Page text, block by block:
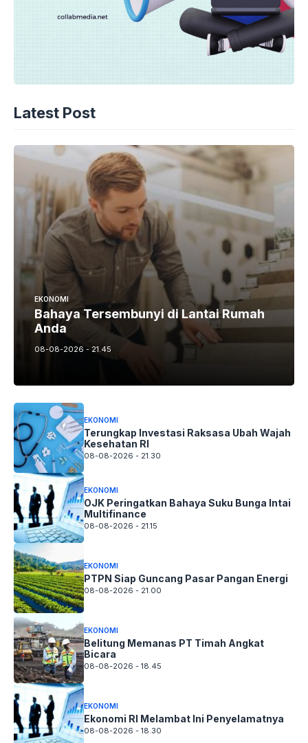
Latest Post
EKONOMI
Bahaya Tersembunyi di Lantai Rumah
Anda
08-08-2026 - 21.45
EKONOMI
Terungkap Investasi Raksasa Ubah Wajah
Kesehatan RI
08-08-2026 - 21.30
EKONOMI
OJK Peringatkan Bahaya Suku Bunga Intai
Multifinance
08-08-2026 - 21.15
EKONOMI
PTPN Siap Guncang Pasar Pangan Energi
08-08-2026 - 21.00
EKONOMI
Belitung Memanas PT Timah Angkat
Bicara
08-08-2026 - 18.45
EKONOMI
Ekonomi RI Melambat Ini Penyelamatnya
08-08-2026 - 18.30